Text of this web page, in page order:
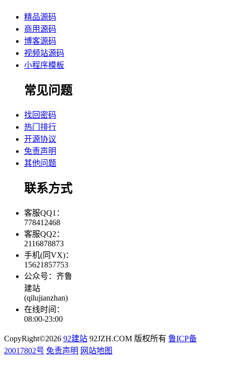
精品源码
商用源码
博客源码
视频站源码
小程序模板
常见问题
找回密码
热门排行
开源协议
免责声明
其他问题
联系方式
客服QQ1：
778412468
客服QQ2：
2116878873
手机(同VX)：
15621857753
公众号：齐鲁
建站
(qilujianzhan)
在线时间：
08:00-23:00
CopyRight©2026 92建站 92JZH.COM 版权所有 鲁ICP备
20017802号 免责声明 网站地图